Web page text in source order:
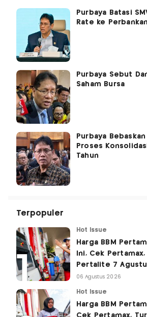
Purbaya Batasi
Rate ke
Purbaya Sebut
Saham Bursa
Purbaya
Proses
Tahun
Terpopuler
Hot Issue
Harga BBM
Ini, Cek
Pertalite 7
06 Agustus 2026
Hot Issue
Harga BBM
Cek Pertamax,